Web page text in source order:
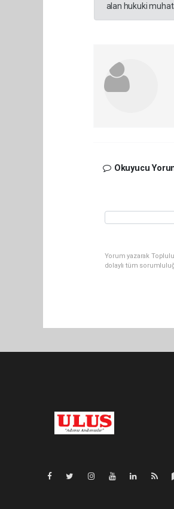
alan hukuki
Okuyucu
Yorum yazarak
dolaylı tüm